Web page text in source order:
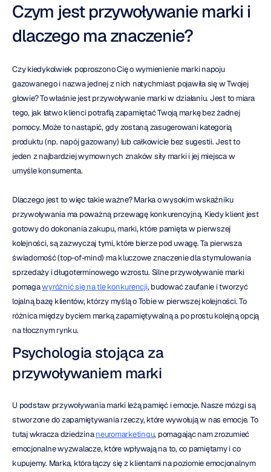
Czym jest przywoływanie marki i
dlaczego ma znaczenie?
Czy kiedykolwiek poproszono Cię o wymienienie marki napoju
gazowanego i nazwa jednej z nich natychmiast pojawiła się w Twojej
głowie? To właśnie jest przywoływanie marki w działaniu. Jest to miara
tego, jak łatwo klienci potrafią zapamiętać Twoją markę bez żadnej
pomocy. Może to nastąpić, gdy zostaną zasugerowani kategorią
produktu (np. napój gazowany) lub całkowicie bez sugestii. Jest to
jeden z najbardziej wymownych znaków siły marki i jej miejsca w
umyśle konsumenta.
Dlaczego jest to więc takie ważne? Marka o wysokim wskaźniku
przywoływania ma poważną przewagę konkurencyjną. Kiedy klient jest
gotowy do dokonania zakupu, marki, które pamięta w pierwszej
kolejności, są zazwyczaj tymi, które bierze pod uwagę. Ta pierwsza
świadomość (top-of-mind) ma kluczowe znaczenie dla stymulowania
sprzedaży i długoterminowego wzrostu. Silne przywoływanie marki
pomaga wyróżnić się na tle konkurencji, budować zaufanie i tworzyć
lojalną bazę klientów, którzy myślą o Tobie w pierwszej kolejności. To
różnica między byciem marką zapamiętywalną a po prostu kolejną opcją
na tłocznym rynku.
Psychologia stojąca za
przywoływaniem marki
U podstaw przywoływania marki leżą pamięć i emocje. Nasze mózgi są
stworzone do zapamiętywania rzeczy, które wywołują w nas emocje. To
tutaj wkracza dziedzina neuromarketingu, pomagając nam zrozumieć
emocjonalne wyzwalacze, które wpływają na to, co pamiętamy i co
kupujemy. Marka, która łączy się z klientami na poziomie emocjonalnym